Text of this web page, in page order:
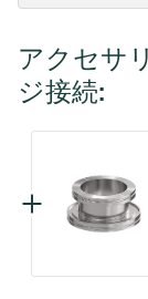
アクセサ
ジ接続: